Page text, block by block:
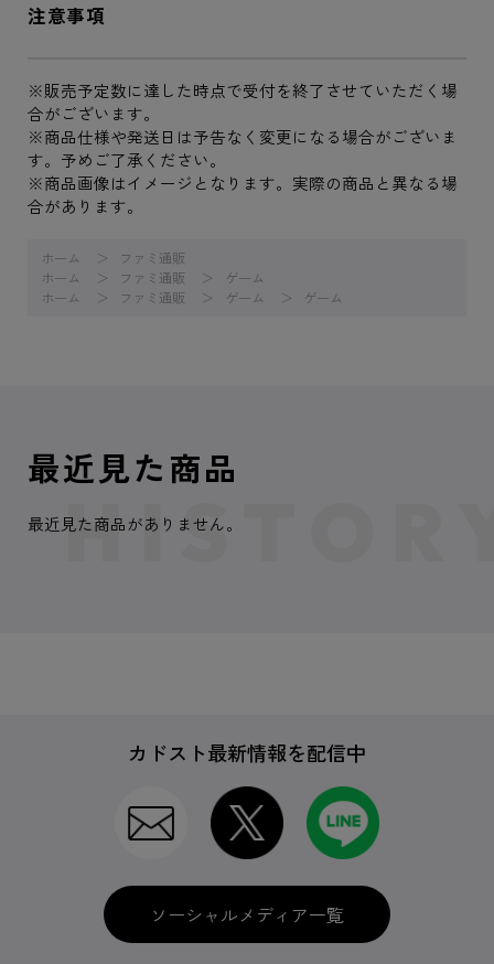
注意事項
※販売予定数に達した時点で受付を終了させていただく場
合がございます。
※商品仕様や発送日は予告なく変更になる場合がございま
す。予めご了承ください。
※商品画像はイメージとなります。実際の商品と異なる場
合があります。
ホーム
ファミ通販
ホーム
ファミ通販
ゲーム
ホーム
ファミ通販 ゲーム ゲーム
最近見た商品
最近見た商品がありません。
カドスト最新情報を配信中
ソーシャルメディア一覧